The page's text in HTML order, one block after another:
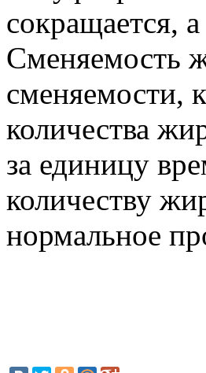
сокращается,
Сменяемость
сменяемости,
количества
за единицу
количеству
нормальное